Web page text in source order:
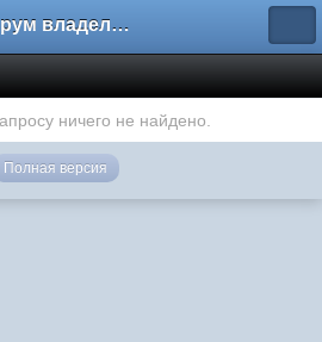
Форум владельцев интернет-магазинов
ничего не найдено.
Полная версия